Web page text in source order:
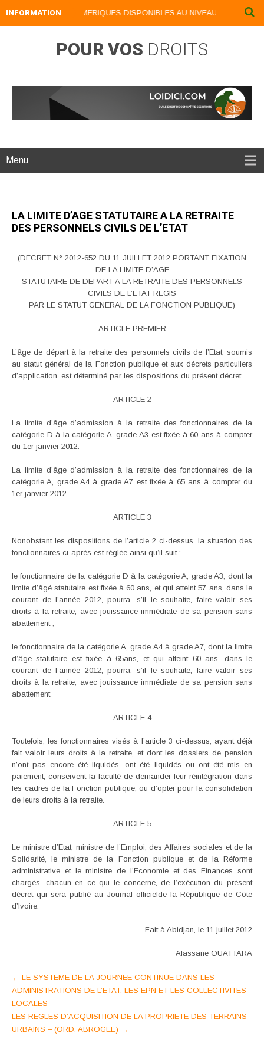
INFORMATION
NOS LIVRES NUMERIQUES DISPONIBLES AU NIVEAU DU MENU
POUR VOS DROITS
Menu
LA LIMITE D’AGE STATUTAIRE A LA RETRAITE
DES PERSONNELS CIVILS DE L’ETAT
(DECRET N° 2012-652 DU 11 JUILLET 2012 PORTANT FIXATION
DE LA LIMITE D’AGE
STATUTAIRE DE DEPART A LA RETRAITE DES PERSONNELS
CIVILS DE L’ETAT REGIS
PAR LE STATUT GENERAL DE LA FONCTION PUBLIQUE)
ARTICLE PREMIER
L’âge de départ à la retraite des personnels civils de l’Etat, soumis
au statut général de la Fonction publique et aux décrets particuliers
d’application, est déterminé par les dispositions du présent décret.
ARTICLE 2
La limite d’âge d’admission à la retraite des fonctionnaires de la
catégorie D à la catégorie A, grade A3 est fixée à 60 ans à compter
du 1er janvier 2012.
La limite d’âge d’admission à la retraite des fonctionnaires de la
catégorie A, grade A4 à grade A7 est fixée à 65 ans à compter du
1er janvier 2012.
ARTICLE 3
Nonobstant les dispositions de l’article 2 ci-dessus, la situation des
fonctionnaires ci-après est réglée ainsi qu’il suit :
le fonctionnaire de la catégorie D à la catégorie A, grade A3, dont la
limite d’âgé statutaire est fixée à 60 ans, et qui atteint 57 ans, dans le
courant de l’année 2012, pourra, s’il le souhaite, faire valoir ses
droits à la retraite, avec jouissance immédiate de sa pension sans
abattement ;
le fonctionnaire de la catégorie A, grade A4 à grade A7, dont la limite
d’âge statutaire est fixée à 65ans, et qui atteint 60 ans, dans le
courant de l’année 2012, pourra, s’il le souhaite, faire valoir ses
droits à la retraite, avec jouissance immédiate de sa pension sans
abattement.
ARTICLE 4
Toutefois, les fonctionnaires visés à l’article 3 ci-dessus, ayant déjà
fait valoir leurs droits à la retraite, et dont les dossiers de pension
n’ont pas encore été liquidés, ont été liquidés ou ont été mis en
paiement, conservent la faculté de demander leur réintégration dans
les cadres de la Fonction publique, ou d’opter pour la consolidation
de leurs droits à la retraite.
ARTICLE 5
Le ministre d’Etat, ministre de l’Emploi, des Affaires sociales et de la
Solidarité, le ministre de la Fonction publique et de la Réforme
administrative et le ministre de l’Economie et des Finances sont
chargés, chacun en ce qui le concerne, de l’exécution du présent
décret qui sera publié au Journal officielde la République de Côte
d’Ivoire.
Fait à Abidjan, le 11 juillet 2012
Alassane OUATTARA
Post
navigation
← LE SYSTEME DE LA JOURNEE CONTINUE DANS LES
ADMINISTRATIONS DE L’ETAT, LES EPN ET LES COLLECTIVITES
LOCALES
LES REGLES D’ACQUISITION DE LA PROPRIETE DES TERRAINS
URBAINS – (ORD. ABROGEE) →